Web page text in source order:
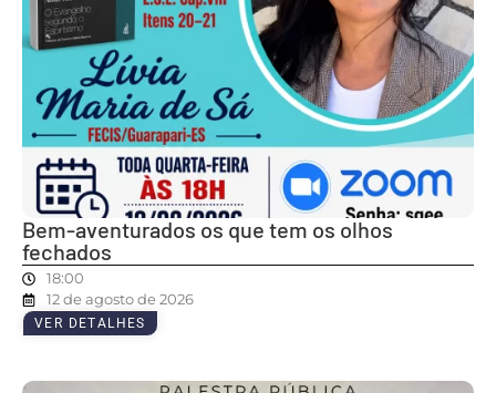
Bem-aventurados os que tem os olhos
fechados
18:00
12 de agosto de 2026
VER DETALHES